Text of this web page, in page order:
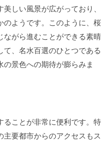
しい風景が広がっており、
のようです。このように、桜
がら進むことができる素晴
、名水百選のひとつである
景色への期待が膨らみま
ことが非常に便利です。特
要都市からのアクセスもス